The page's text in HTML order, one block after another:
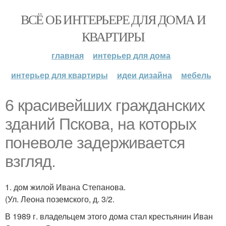
ВСЁ ОБ ИНТЕРЬЕРЕ ДЛЯ ДОМА И
КВАРТИРЫ
главная
интерьер для дома
интерьер для квартиры
идеи дизайна мебель
6 красивейших гражданских
зданий Пскова, на которых
поневоле задерживается
взгляд.
1. дом жилой Ивана Степанова.
(Ул. Леона поземского, д. 3/2.
В 1989 г. владельцем этого дома стал крестьянин Иван